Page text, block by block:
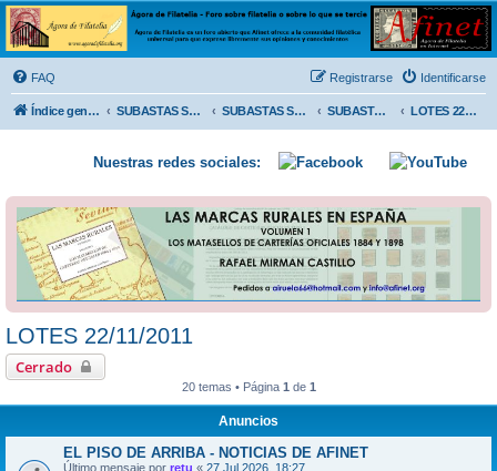
Ágora de Filatelia
Foro sobre filatelia o sobre lo que se tercie. Ágora de Filatelia es un foro abierto que Afinet
ofrece a la comunidad filatélica universal para que exprese libremente sus opiniones y
conocimientos
FAQ Identificarse
Registrarse
Índice general SUBASTAS SOLIDARIAS (In memoriam MENDOZA) SUBASTAS SOLIDARIAS 2025 y anteriores SUBASTAS SOLIDARIAS 2011 LOTES 22/11/2011
Nuestras redes sociales:
LOTES 22/11/2011
Cerrado
20 temas • Página 1 de 1
Anuncios
EL PISO DE ARRIBA - NOTICIAS DE AFINET
Último mensaje por retu « 27 Jul 2026, 18:27